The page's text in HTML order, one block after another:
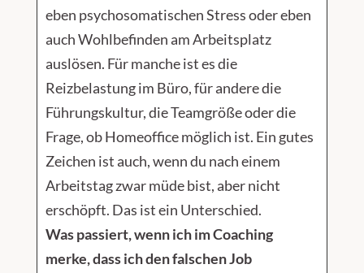
eben psychosomatischen Stress oder eben
auch Wohlbefinden am Arbeitsplatz
auslösen. Für manche ist es die
Reizbelastung im Büro, für andere die
Führungskultur, die Teamgröße oder die
Frage, ob Homeoffice möglich ist. Ein gutes
Zeichen ist auch, wenn du nach einem
Arbeitstag zwar müde bist, aber nicht
erschöpft. Das ist ein Unterschied.
Was passiert, wenn ich im Coaching
merke, dass ich den falschen Job